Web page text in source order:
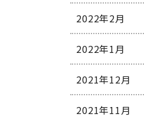
2022年2月
2022年1月
2021年12月
2021年11月